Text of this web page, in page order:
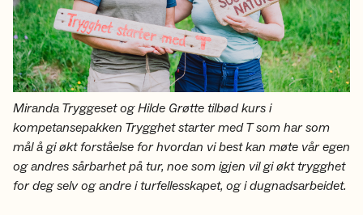
Miranda Tryggeset og Hilde Grøtte tilbød kurs i
kompetansepakken Trygghet starter med T som har som
mål å gi økt forståelse for hvordan vi best kan møte vår egen
og andres sårbarhet på tur, noe som igjen vil gi økt trygghet
for deg selv og andre i turfellesskapet, og i dugnadsarbeidet.